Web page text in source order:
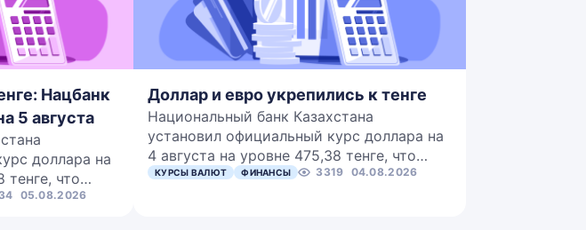
Нацбанк
5 августа
доллара на
тенге, что…
05.08.2026
Доллар и евро укрепились к тенге
Национальный банк Казахстана
установил официальный курс доллара на
4 августа на уровне 475,38 тенге, что…
КУРСЫ ВАЛЮТ ФИНАНСЫ 3319 04.08.2026